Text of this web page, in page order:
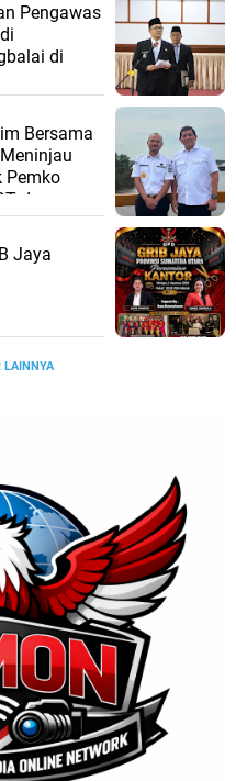
Pengawas
di
Bersama
Pemko
dan
Jaya
LAINNYA